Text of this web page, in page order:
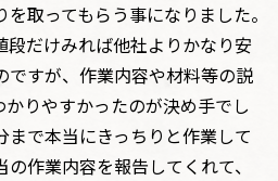
取ってもらう事になりました。
だけみれば他社よりかなり安
ですが、作業内容や材料等の説
りやすかったのが決め手でし
まで本当にきっちりと作業して
作業内容を報告してくれて、